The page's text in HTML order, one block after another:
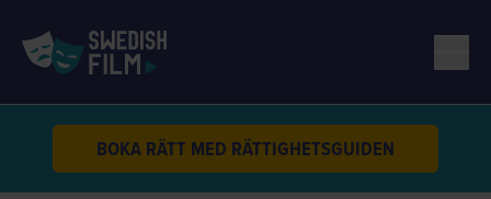
BOKA RÄTT MED RÄTTIGHETSGUIDEN